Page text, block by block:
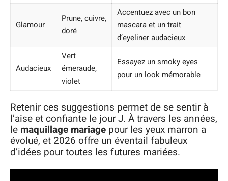
Glamour
Prune, cuivre,
doré
Accentuez avec un bon
mascara et un trait
d’eyeliner audacieux
Audacieux
Vert
émeraude,
violet
Essayez un smoky eyes
pour un look mémorable
Retenir ces suggestions permet de se sentir à
l’aise et confiante le jour J. À travers les années,
le maquillage mariage pour les yeux marron a
évolué, et 2026 offre un éventail fabuleux
d’idées pour toutes les futures mariées.